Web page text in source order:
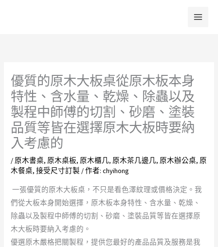
優質的原木大板桌從原木板本身
特性、含水量、乾燥、除蟲以及
製程中師傅的切割、砂磨、塗裝
品質等皆在選擇原木大板時要納
入考慮的
/ 原木書桌, 原木桌板, 原木櫃几, 原木茶几邊几, 原木辦公桌, 原
木餐桌,接受尺寸訂製 / 作者:chyihong
一張優質的原木大板桌，不只是看色澤紋理或價格決定。我
們從大板本身開始選擇，原木板本身特性、含水量、乾燥、
除蟲以及製程中師傅的切割、砂磨、塗裝品質等皆在選擇原
木大板時要納入考慮的。
優選原木嚴格把關製程，提供您最好的產品品質及服務是我